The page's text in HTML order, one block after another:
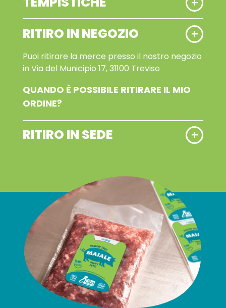
RITIRO IN NEGOZIO +
Puoi ritirare la merce presso il nostro negozio
in Via del Municipio 17, 31100 Treviso
QUANDO È POSSIBILE RITIRARE IL MIO
ORDINE?
RITIRO IN SEDE +